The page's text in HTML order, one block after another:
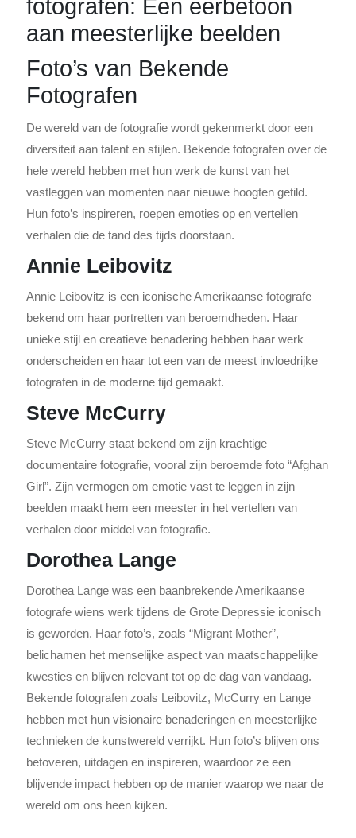
fotografen: Een eerbetoon
aan meesterlijke beelden
Foto’s van Bekende
Fotografen
De wereld van de fotografie wordt gekenmerkt door een
diversiteit aan talent en stijlen. Bekende fotografen over de
hele wereld hebben met hun werk de kunst van het
vastleggen van momenten naar nieuwe hoogten getild.
Hun foto’s inspireren, roepen emoties op en vertellen
verhalen die de tand des tijds doorstaan.
Annie Leibovitz
Annie Leibovitz is een iconische Amerikaanse fotografe
bekend om haar portretten van beroemdheden. Haar
unieke stijl en creatieve benadering hebben haar werk
onderscheiden en haar tot een van de meest invloedrijke
fotografen in de moderne tijd gemaakt.
Steve McCurry
Steve McCurry staat bekend om zijn krachtige
documentaire fotografie, vooral zijn beroemde foto “Afghan
Girl”. Zijn vermogen om emotie vast te leggen in zijn
beelden maakt hem een meester in het vertellen van
verhalen door middel van fotografie.
Dorothea Lange
Dorothea Lange was een baanbrekende Amerikaanse
fotografe wiens werk tijdens de Grote Depressie iconisch
is geworden. Haar foto’s, zoals “Migrant Mother”,
belichamen het menselijke aspect van maatschappelijke
kwesties en blijven relevant tot op de dag van vandaag.
Bekende fotografen zoals Leibovitz, McCurry en Lange
hebben met hun visionaire benaderingen en meesterlijke
technieken de kunstwereld verrijkt. Hun foto’s blijven ons
betoveren, uitdagen en inspireren, waardoor ze een
blijvende impact hebben op de manier waarop we naar de
wereld om ons heen kijken.